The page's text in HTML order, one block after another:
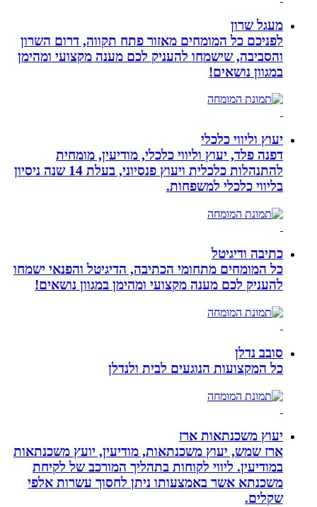
מעגל שרון
לפניכם כל המומחים מאזור פתח תקווה, דרום השרון
והסביבה, שישמחו להעניק לכם מענה מקצועי ומהימן
במגוון נושאים!
יעוץ וליווי כלכלי
דפנה פלד, יעוץ וליווי כלכלי, מודיעין, מומחית
להתנהלות כלכלית ויעוץ פנסיוני, בעלת 14 שנה ניסיון
בליווי כלכלי למשפחות.
כתיבה ודיגיטל
כל המומחים מתחומי הכתיבה, הדיגיטל והפנאי ישמחו
להעניק לכם מענה מקצועי ומהימן במגוון נושאים!
סובב נדלן
כל המקצועות הנוגעים לבית ולנדלן
יעוץ משכנתאות ארז
ארז שמש, יעוץ משכנתאות, מודיעין, יועץ משכנתאות
במודיעין. ליווי לקוחות בתהליך המורכב של לקיחת
משכנתא אשר באמצעותו ניתן לחסוך עשרות אלפי
שקלים.